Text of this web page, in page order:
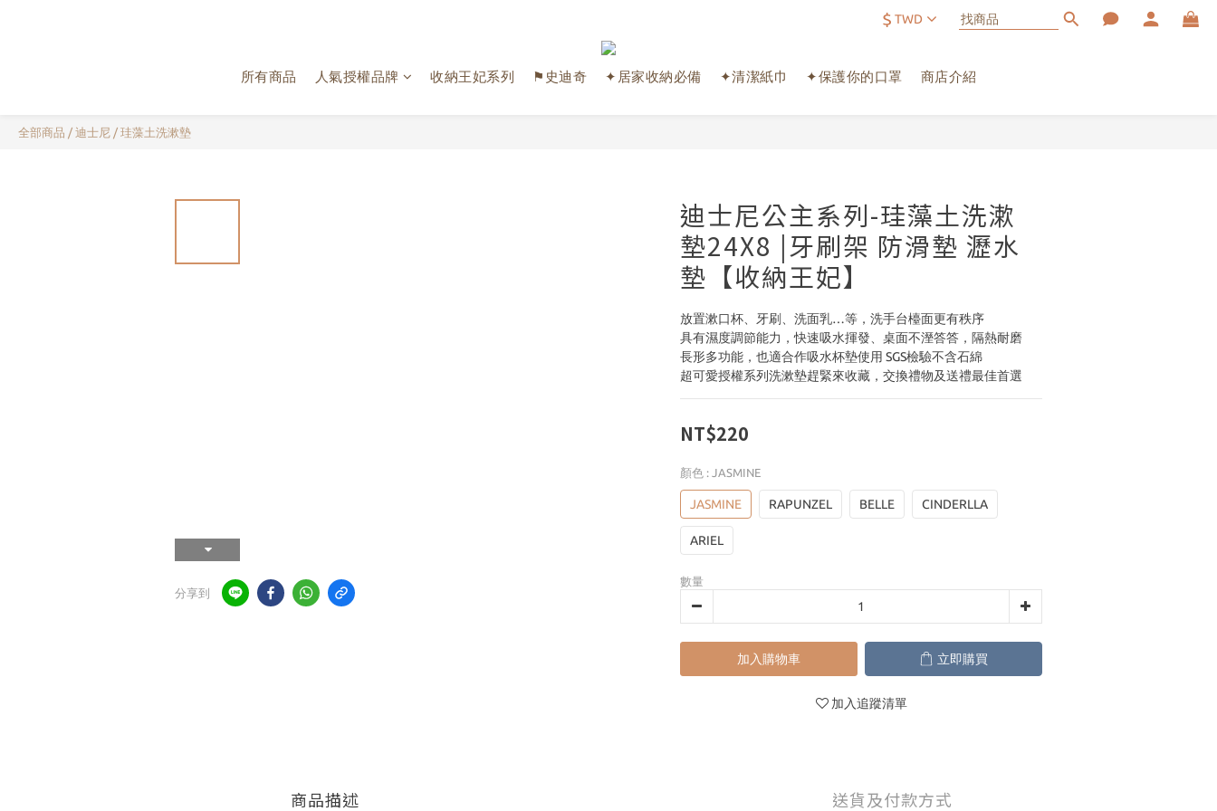
$ TWD
所有商品 人氣授權品牌 收納王妃系列 ⚑史迪奇 ✦居家收納必備 ✦清潔紙巾 ✦保護你的口罩 商店介紹
全部商品 / 迪士尼 / 珪藻土洗漱墊
分享到
迪士尼公主系列-珪藻土洗漱
墊24X8 |牙刷架 防滑墊 瀝水
墊【收納王妃】
放置漱口杯、牙刷、洗面乳…等，洗手台檯面更有秩序
具有濕度調節能力，快速吸水揮發、桌面不溼答答，隔熱耐磨
長形多功能，也適合作吸水杯墊使用 SGS檢驗不含石綿
超可愛授權系列洗漱墊趕緊來收藏，交換禮物及送禮最佳首選
NT$220
顏色 : JASMINE
JASMINE RAPUNZEL BELLE CINDERLLA
ARIEL
數量
加入購物車 立即購買
加入追蹤清單
商品描述 送貨及付款方式